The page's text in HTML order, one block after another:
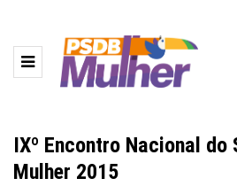
IXº Encontro Nacional
Mulher 2015